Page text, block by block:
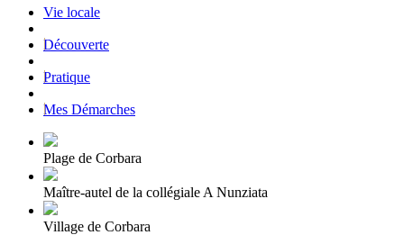
Vie locale
|Découverte
|Pratique
|Mes Démarches
Plage de Corbara
Maître-autel de la collégiale A Nunziata
Village de Corbara